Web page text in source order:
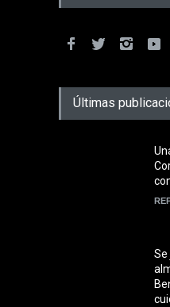
Últimas
Se